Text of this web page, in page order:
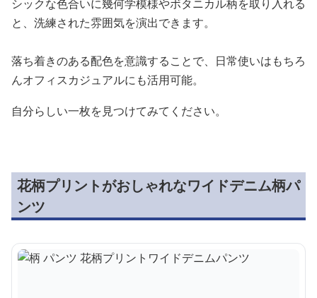
シックな色合いに幾何学模様やボタニカル柄を取り入れる
と、洗練された雰囲気を演出できます。
落ち着きのある配色を意識することで、日常使いはもちろ
んオフィスカジュアルにも活用可能。
自分らしい一枚を見つけてみてください。
花柄プリントがおしゃれなワイドデニム柄パ
ンツ